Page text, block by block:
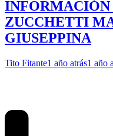
ZUCCHETTI
GIUSEPPINA
Tito Fitante1 año atrás1 año